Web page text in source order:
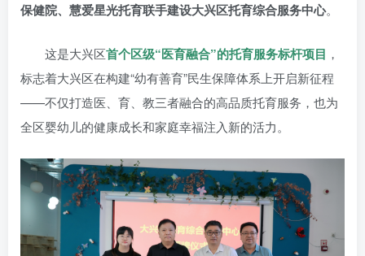
保健院、慧爱星光托育联手建设大兴区托育综合服务中心。
这是大兴区首个区级“医育融合”的托育服务标杆项目 ，
标志着大兴区在构建“幼有善育”民生保障体系上开启新征程
——不仅打造医、育、教三者融合的高品质托育服务，也为
全区婴幼儿的健康成长和家庭幸福注入新的活力。